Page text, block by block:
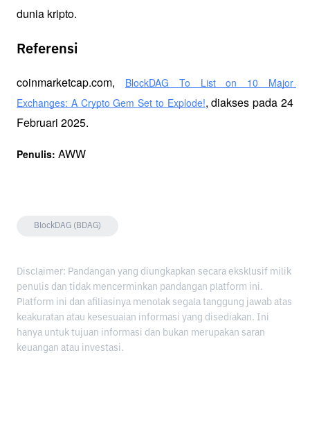
dunia kripto.
Referensi
coinmarketcap.com,
BlockDAG To List on 10 Major
Exchanges: A Crypto Gem Set to Explode!, diakses pada 24
Februari 2025.
Penulis: AWW
BlockDAG (BDAG)
Disclaimer: Pandangan yang diungkapkan secara eksklusif milik
penulis dan tidak mencerminkan pandangan platform ini.
Platform ini dan afiliasinya menolak segala tanggung jawab atas
keakuratan atau kesesuaian informasi yang disediakan. Ini
hanya untuk tujuan informasi dan bukan merupakan saran
keuangan atau investasi.